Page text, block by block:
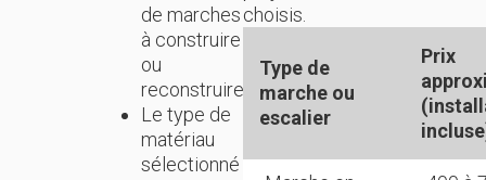
de marches
à construire
ou
reconstruire
Le type de
matériau
sélectionné
choisis.
Type de
marche ou
escalier
Prix